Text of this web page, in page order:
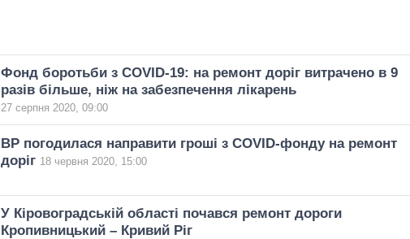
Фонд боротьби з COVID-19: на ремонт доріг витрачено в 9
разів більше, ніж на забезпечення лікарень
27 серпня 2020, 09:00
ВР погодилася направити гроші з COVID-фонду на ремонт
доріг 18 червня 2020, 15:00
У Кіровоградській області почався ремонт дороги
Кропивницький – Кривий Ріг